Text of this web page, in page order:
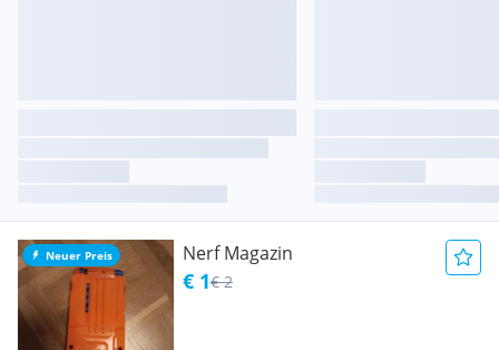
Neuer Preis Nerf Magazin
€ 1€ 2